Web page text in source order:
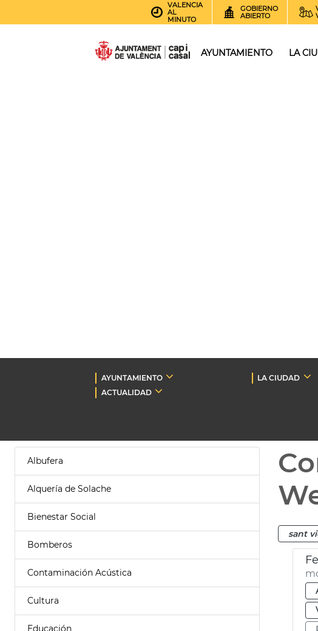
VALENCIA
AL
MINUTO
GOBIERNO
ABIERTO
AYUNTAMIENTO LA
AYUNTAMIENTO LA CIUDAD
ACTUALIDAD
Albufera
Alquería de Solache
Bienestar Social
Bomberos
Contaminación Acústica
Cultura
Educación
sant